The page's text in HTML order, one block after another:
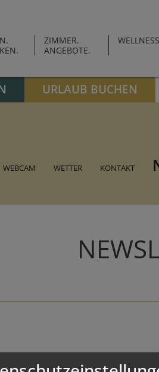
ZIMMER.
ANGEBOTE.
WELLNESS
URLAUB BUCHEN
WEBCAM WETTER KONTAKT